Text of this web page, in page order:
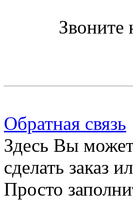
Звоните
Обратная связь
Здесь Вы
сделать заказ
Просто